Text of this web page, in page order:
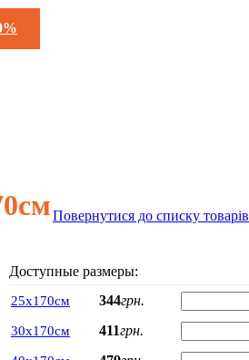
Повернутися до списку товарів
Доступные размеры:
25х170см 344грн.
30х170см 411грн.